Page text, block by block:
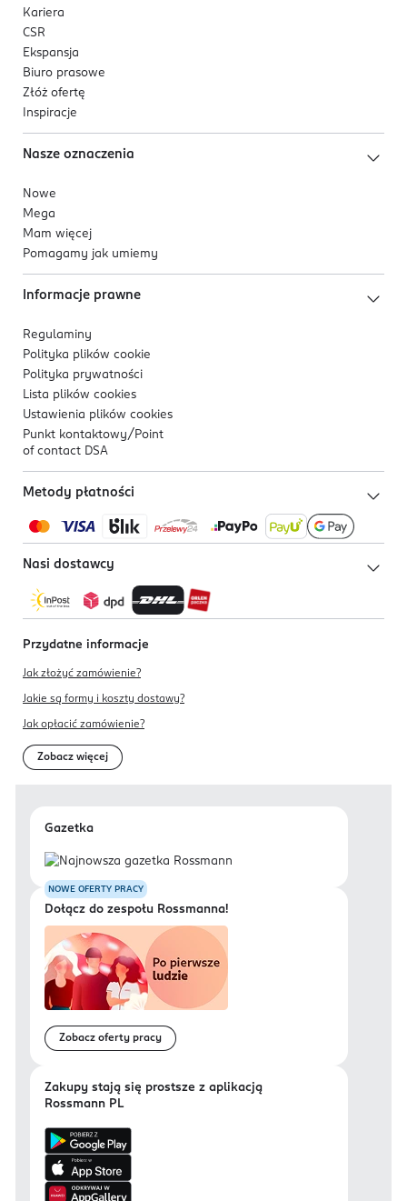
Kariera
CSR
Ekspansja
Biuro prasowe
Złóż ofertę
Inspiracje
Nasze oznaczenia
Nowe
Mega
Mam więcej
Pomagamy jak umiemy
Informacje prawne
Regulaminy
Polityka plików cookie
Polityka prywatności
Lista plików cookies
Ustawienia plików cookies
Punkt kontaktowy/ Point
of contact DSA
Metody płatności
Nasi dostawcy
Przydatne informacje
Jak złożyć zamówienie?
Jakie są formy i koszty dostawy?
Jak opłacić zamówienie?
Zobacz więcej
Gazetka
NOWE OFERTY PRACY
Dołącz do zespołu Rossmanna!
Zobacz oferty pracy
Zakupy stają się prostsze z aplikacją
Rossmann PL